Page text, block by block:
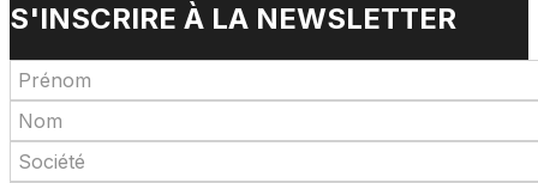
S'INSCRIRE À LA NEWSLETTER